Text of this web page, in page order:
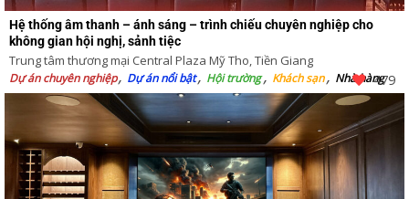
Hệ thống âm thanh – ánh sáng – trình chiếu chuyên nghiệp cho
không gian hội nghị, sảnh tiệc
Trung tâm thương mại Central Plaza Mỹ Tho, Tiền Giang
Dự án chuyên nghiệp Dự án nổi bật Hội trường Khách sạn Nhà hàng479